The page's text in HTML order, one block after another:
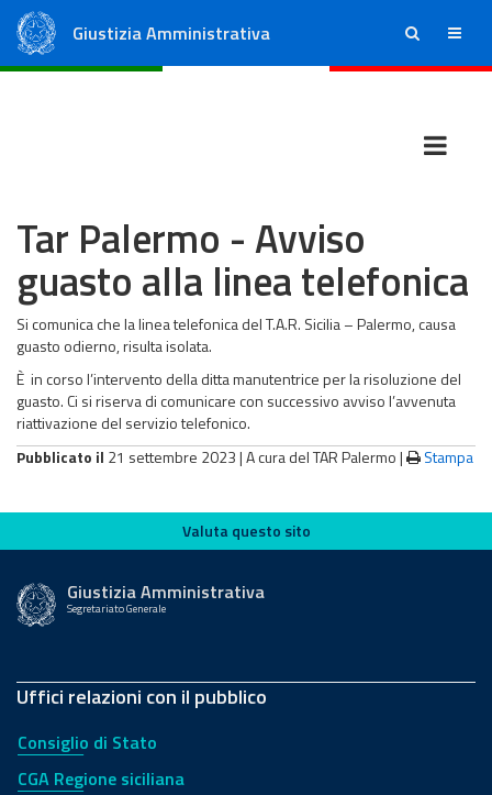
Giustizia Amministrativa ricerca menu
Tar Palermo - Avviso
guasto alla linea telefonica
Si comunica che la linea telefonica del T.A.R. Sicilia – Palermo, causa
guasto odierno, risulta isolata.
È in corso l’intervento della ditta manutentrice per la risoluzione del
guasto. Ci si riserva di comunicare con successivo avviso l’avvenuta
riattivazione del servizio telefonico.
Pubblicato il 21 settembre 2023 |A cura del TAR Palermo| Stampa
Valuta questo sito
Valuta questo sito
Giustizia Amministrativa
Segretariato Generale
Uffici relazioni con il pubblico
Consiglio di Stato
CGA Regione siciliana